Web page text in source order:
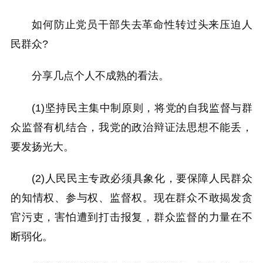
如何防止党员干部失去革命性转过头来压迫人
民群众?
分享几点个人不成熟的看法。
(1)坚持民主集中制原则，将党的自我监督与群
众监督有机结合，我党的政治辩证法思想不能丢，
要发扬光大。
(2)人民民主专政必须具象化，要保障人民群众
的知情权、参与权、监督权。现在群众不敢揭发贪
官污吏，害怕遭到打击报复，群众监督的力量在不
断弱化。